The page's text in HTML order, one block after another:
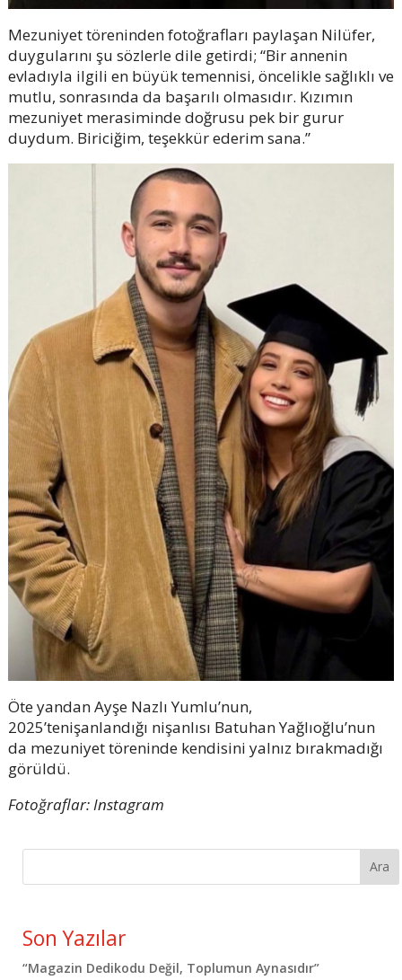
Mezuniyet töreninden fotoğrafları paylaşan Nilüfer,
duygularını şu sözlerle dile getirdi; “Bir annenin
evladıyla ilgili en büyük temennisi, öncelikle sağlıklı ve
mutlu, sonrasında da başarılı olmasıdır. Kızımın
mezuniyet merasiminde doğrusu pek bir gurur
duydum. Biriciğim, teşekkür ederim sana.”
Öte yandan Ayşe Nazlı Yumlu’nun,
2025’tenişanlandığı nişanlısı Batuhan Yağlıoğlu’nun
da mezuniyet töreninde kendisini yalnız bırakmadığı
görüldü.
Fotoğraflar: Instagram
Ara
Son Yazılar
“Magazin Dedikodu Değil, Toplumun Aynasıdır”